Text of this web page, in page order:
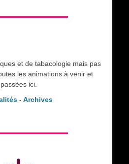
et de tabacologie mais pas
les animations à venir et
passées ici.
- Archives